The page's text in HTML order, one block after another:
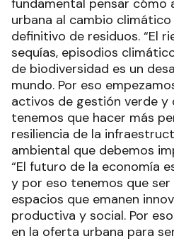
fundamental pensar cómo
urbana al cambio
definitivo de residuos. “El
sequías, episodios
de biodiversidad es un
mundo. Por eso
activos de gestión verde y
tenemos que hacer más
resiliencia de la
ambiental que debemos
“El futuro de la economía
y por eso tenemos que
espacios que emanen
productiva y social. Por
en la oferta urbana para